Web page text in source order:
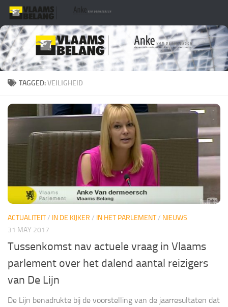
Skip to content
TAGGED:VEILIGHEID
ACTUALITEIT/ IN DE KIJKER / IN HET PARLEMENT/ NIEUWS
31 MAY 2017
Tussenkomst nav actuele vraag in Vlaams
parlement over het dalend aantal reizigers
van De Lijn
De Lijn benadrukte bij de voorstelling van de jaarresultaten dat